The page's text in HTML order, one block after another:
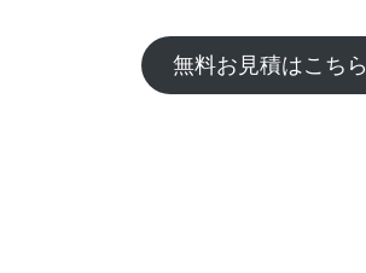
無料お見積はこちら